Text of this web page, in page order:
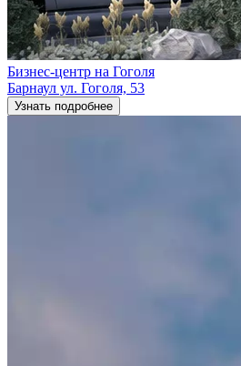
Бизнес-центр на Гоголя
Барнаул ул. Гоголя, 53
Узнать подробнее